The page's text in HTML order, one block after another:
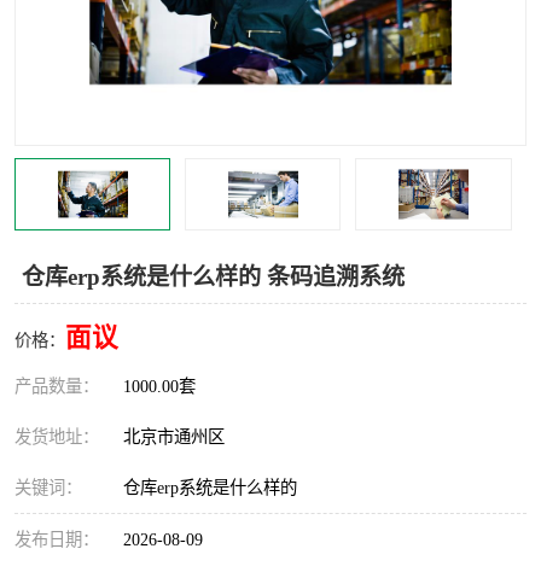
仓库erp系统是什么样的 条码追溯系统
价格： 面议
产品数量： 1000.00套
发货地址： 北京市通州区
关键词： 仓库erp系统是什么样的
发布日期： 2026-08-09
工厂ERP系统 皮具厂erp系统
食品厂erp系统 塑胶厂erp系统
小工厂erp系统 印染厂erp系统